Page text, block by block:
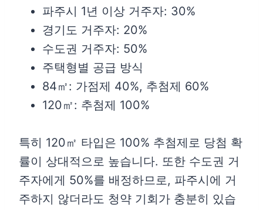
파주시 1년 이상 거주자: 30%
경기도 거주자: 20%
수도권 거주자: 50%
주택형별 공급 방식
84㎡: 가점제 40%, 추첨제 60%
120㎡: 추첨제 100%
특히 120㎡ 타입은 100% 추첨제로 당첨 확
률이 상대적으로 높습니다. 또한 수도권 거
주자에게 50%를 배정하므로, 파주시에 거
주하지 않더라도 청약 기회가 충분히 있습